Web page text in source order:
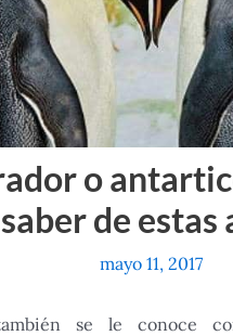
o
saber de estas
mayo 11, 2017
se le conoce